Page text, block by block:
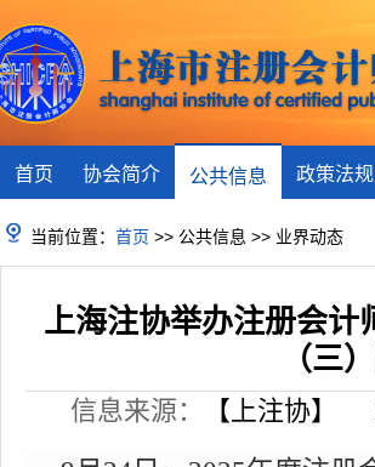
首页 协会简介 公共信息 政策法
当前位置： 首页 >> 公共信息 >> 业界动态
上海注协举办注册会计
（三
信息来源： 【上注协】